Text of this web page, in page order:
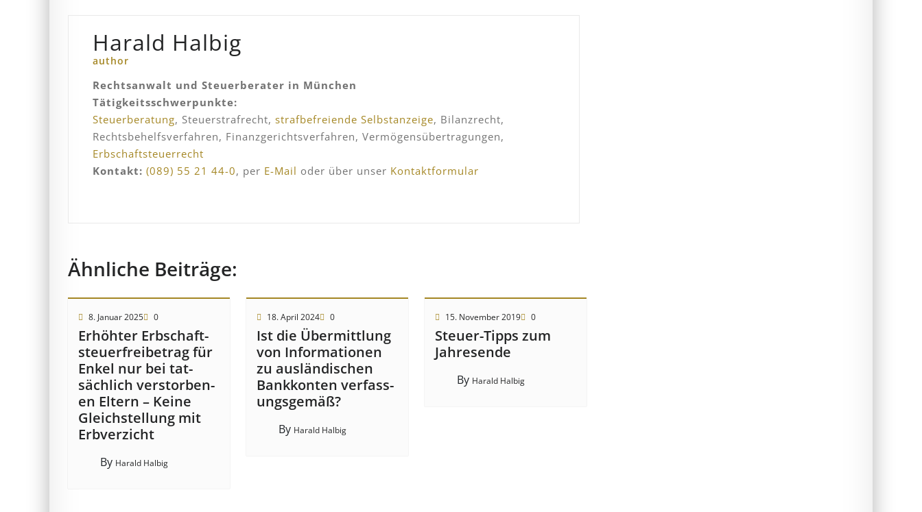
Harald Halbig
author
Rechtsanwalt und Steuerberater in München
Tätigkeitsschwerpunkte:
Steuerberatung, Steuerstrafrecht, strafbefreiende Selbstanzeige, Bilanzrecht,
Rechtsbehelfsverfahren, Finanzgerichtsverfahren, Vermögensübertragungen,
Erbschaftsteuerrecht
Kontakt: (089) 55 21 44-0, per E-Mail oder über unser Kontaktformular
Ähnliche Beiträge:
8. Januar 2025 0
Erhöhter Erb­schaft­
steuer­frei­be­trag für
Enkel nur bei tat­
säch­lich ver­storb­en­
en Eltern – Keine
Gleich­stell­ung mit
Erb­verzicht
By Harald Halbig
18. April 2024 0
Ist die Über­mitt­lung
von In­for­mat­ion­en
zu aus­länd­isch­en
Bank­kont­en ver­fass­
ungs­ge­mäß?
By Harald Halbig
15. November 2019 0
Steuer-Tipps zum
Jahresende
By Harald Halbig